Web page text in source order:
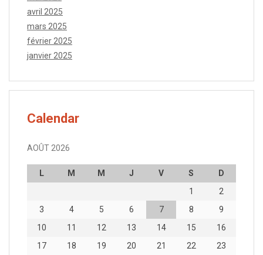
avril 2025
mars 2025
février 2025
janvier 2025
Calendar
AOÛT 2026
L M M J V S
D
1
2
3
4 5 6 7 8
9
10
11 12 13 14 15
16
17
18 19 20 21 22
23